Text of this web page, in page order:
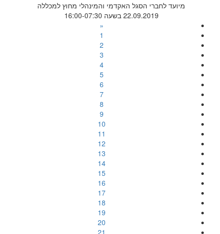
מיועד לחברי הסגל האקדמי והמינהלי מחוץ למכללה
22.09.2019 בשעה 16:00-07:30
«
1
2
3
4
5
6
7
8
9
10
11
12
13
14
15
16
17
18
19
20